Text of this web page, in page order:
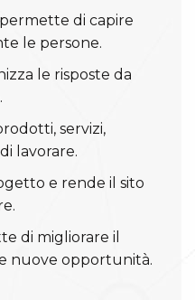
di capire
le persone.
le risposte da
servizi,
lavorare.
e rende il sito
di migliorare il
nuove opportunità.